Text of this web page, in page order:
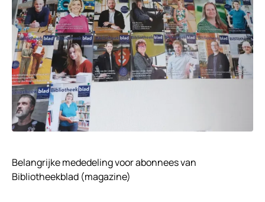
Belangrijke mededeling voor abonnees van
Bibliotheekblad (magazine)